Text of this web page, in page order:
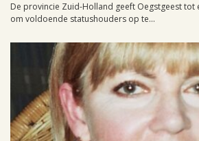
De provincie Zuid-Holland geeft Oegstgeest tot
om voldoende statushouders op te...